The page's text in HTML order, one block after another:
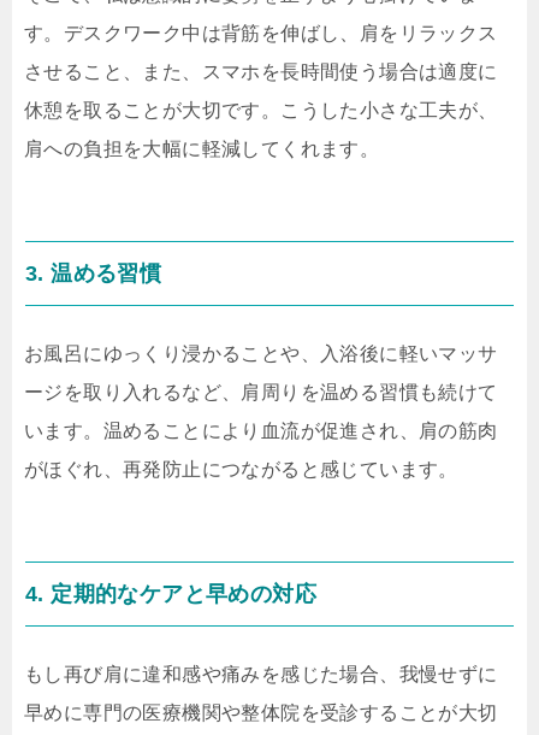
す。デスクワーク中は背筋を伸ばし、肩をリラックス
させること、また、スマホを長時間使う場合は適度に
休憩を取ることが大切です。こうした小さな工夫が、
肩への負担を大幅に軽減してくれます。
3. 温める習慣
お風呂にゆっくり浸かることや、入浴後に軽いマッサ
ージを取り入れるなど、肩周りを温める習慣も続けて
います。温めることにより血流が促進され、肩の筋肉
がほぐれ、再発防止につながると感じています。
4. 定期的なケアと早めの対応
もし再び肩に違和感や痛みを感じた場合、我慢せずに
早めに専門の医療機関や整体院を受診することが大切